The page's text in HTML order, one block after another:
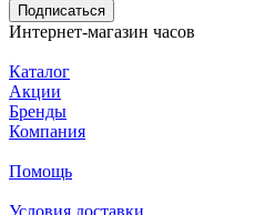
Подписаться
Интернет-магазин часов
Каталог
Акции
Бренды
Компания
Помощь
Условия доставки